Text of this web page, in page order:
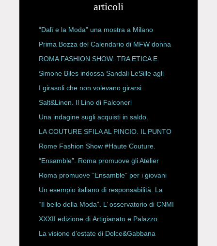
articoli
“Dalì e la Moda” una mostra a Milano
Prima Bozza del Calendario di MFW donna
P/E 2027
ROMA FASHION SHOW: TRA ETICA E
HAUTE COUTURE
Simone Biles indossa Sandali LeSille agli
ESPY Awards 2026
I girasoli che non volevano girarsi
Salt&Linen. Il Lino di Falconeri
Una indagine sugli acquisti in saldo.
LA COUTURE SFILA AL PINCIO. IL PUNTO
CON ALESSANDRO ONORATO E
ROBERTA ANGELILLI
Rome Fashion Show #Haute Couture.
“Ensamble”. Roma promuove gli Atelier
Storici
Roma promuove “Ensamble” per i giovani
Un esempio italiano di responsabilità. La
Rete Slow Fiber
“Il bello della Moda”. L’ osservatorio di CNMI
XXXII edizione di Artigianato e Palazzo
La visione d’estate di Dolce&Gabbana